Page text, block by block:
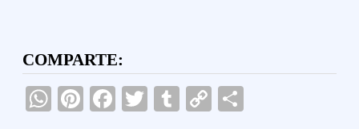
COMPARTE:
WhatsApp
Pinterest
Facebook
TwitterTumblr
Copy